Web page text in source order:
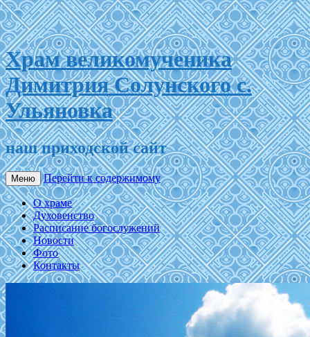
Храм великомученика
Димитрия Солунского с.
Ульяновка
наш приходской сайт
Меню Перейти к содержимому
О храме
Духовенство
Расписание богослужений
Новости
Фото
Контакты